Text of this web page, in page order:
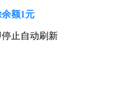
额1元
止自动刷新